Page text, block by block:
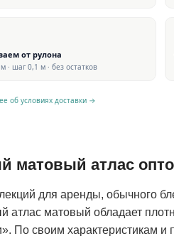
от рулона
· шаг 0,1 м · без остатков
об условиях доставки →
матовый атлас
для аренды, обычного
матовый обладает
По своим характеристикам и